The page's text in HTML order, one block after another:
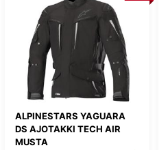
ALPINESTARS YAGUARA
DS AJOTAKKI TECH AIR
MUSTA